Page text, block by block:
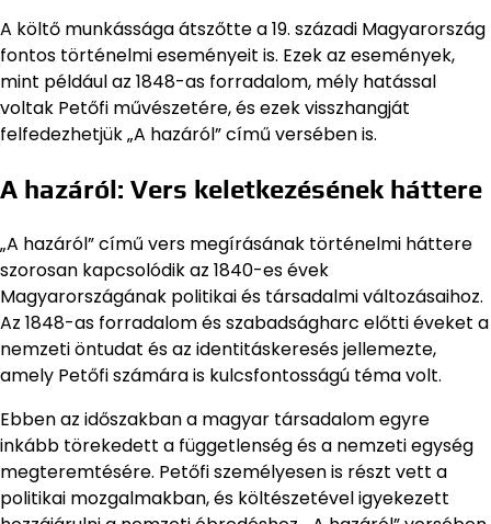
A költő munkássága átszőtte a 19. századi Magyarország
fontos történelmi eseményeit is. Ezek az események,
mint például az 1848-as forradalom, mély hatással
voltak Petőfi művészetére, és ezek visszhangját
felfedezhetjük „A hazáról” című versében is.
A hazáról: Vers keletkezésének háttere
„A hazáról” című vers megírásának történelmi háttere
szorosan kapcsolódik az 1840-es évek
Magyarországának politikai és társadalmi változásaihoz.
Az 1848-as forradalom és szabadságharc előtti éveket a
nemzeti öntudat és az identitáskeresés jellemezte,
amely Petőfi számára is kulcsfontosságú téma volt.
Ebben az időszakban a magyar társadalom egyre
inkább törekedett a függetlenség és a nemzeti egység
megteremtésére. Petőfi személyesen is részt vett a
politikai mozgalmakban, és költészetével igyekezett